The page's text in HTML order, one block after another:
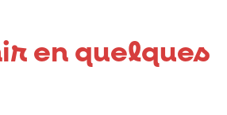
en quelques